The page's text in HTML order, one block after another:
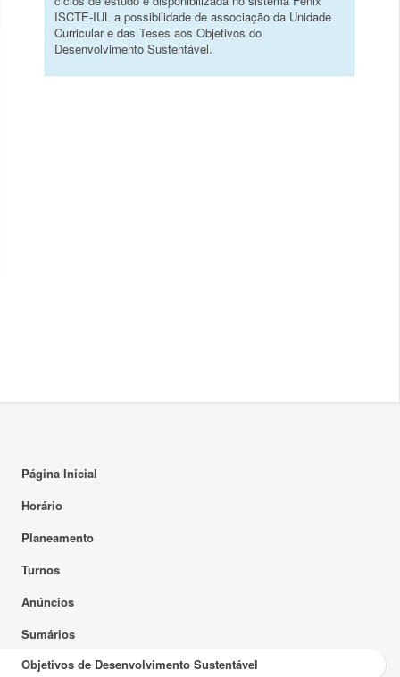
ISCTE-IUL a possibilidade de associação da Unidade
Curricular e das Teses aos Objetivos do
Desenvolvimento Sustentável.
Página Inicial
Horário
Planeamento
Turnos
Anúncios
Sumários
Objetivos de Desenvolvimento Sustentável